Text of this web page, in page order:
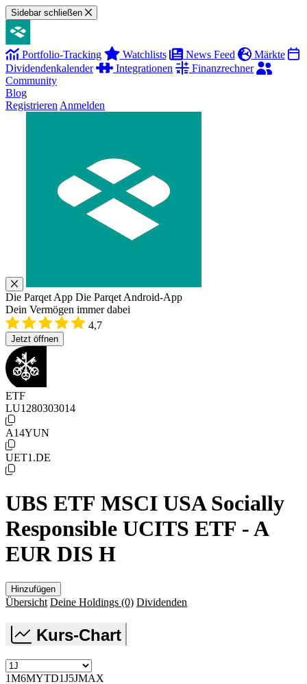
Sidebar schließen
Portfolio-Tracking Watchlists News Feed
Märkte
Dividendenkalender
Integrationen
Finanzrechner
Community
Blog
Registrieren Anmelden
Die Parqet App Die Parqet Android-App
Dein Vermögen immer dabei
4,7
Jetzt öffnen
ETF
LU1280303014
A14YUN
UET1.DE
UBS ETF MSCI USA Socially
Responsible UCITS ETF - A
EUR DIS H
Hinzufügen
Übersicht Deine Holdings (0) Dividenden
Kurs-Chart
1M6MYTD1J5JMAX